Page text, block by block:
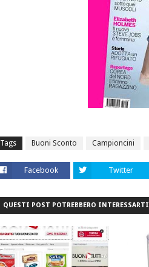
Tags Buoni Sconto Campioncini
Facebook Twitter
QUESTI POST POTREBBERO INTERESSARTI